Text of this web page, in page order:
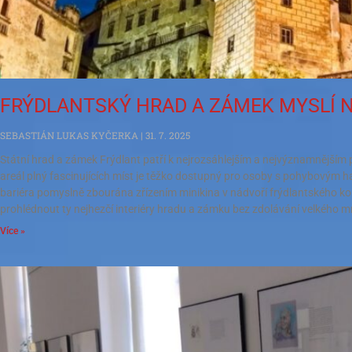
FRÝDLANTSKÝ HRAD A ZÁMEK MYSLÍ
SEBASTIÁN LUKAS KYČERKA
31. 7. 2025
Státní hrad a zámek Frýdlant patří k nejrozsáhlejším a nejvýznamnějším
areál plný fascinujících míst je těžko dostupný pro osoby s pohybovým
bariéra pomyslně zbourána zřízením minikina v nádvoří frýdlantského
prohlédnout ty nejhezčí interiéry hradu a zámku bez zdolávání velkého
Více »